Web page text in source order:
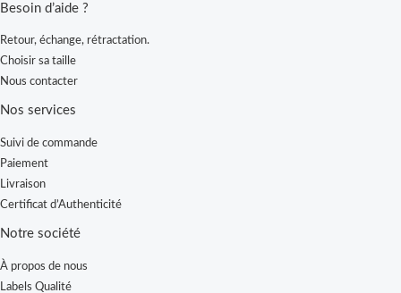
Besoin d’aide ?
Retour, échange, rétractation.
Choisir sa taille
Nous contacter
Nos services
Suivi de commande
Paiement
Livraison
Certificat d’Authenticité
Notre société
À propos de nous
Labels Qualité